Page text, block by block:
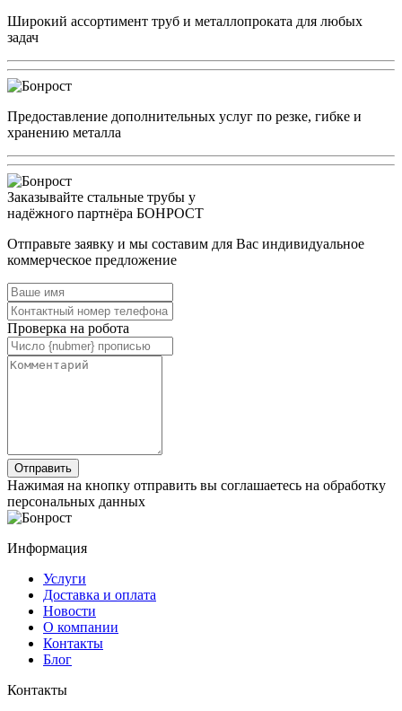
Широкий ассортимент труб и металлопроката для любых
задач
Предоставление дополнительных услуг по резке, гибке и
хранению металла
Заказывайте стальные трубы у
надёжного партнёра БОНРОСТ
Отправьте заявку и мы составим для Вас индивидуальное
коммерческое предложение
Проверка на робота
Нажимая на кнопку отправить вы соглашаетесь на обработку
персональных данных
Информация
Услуги
Доставка и оплата
Новости
О компании
Контакты
Блог
Контакты